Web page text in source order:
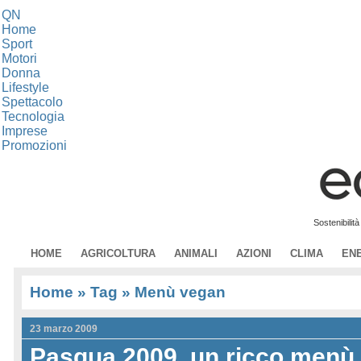
QN
Home
Sport
Motori
Donna
Lifestyle
Spettacolo
Tecnologia
Imprese
Promozioni
HOME AGRICOLTURA ANIMALI AZIONI CLIMA
Home » Tag » Menù vegan
23 marzo 2009